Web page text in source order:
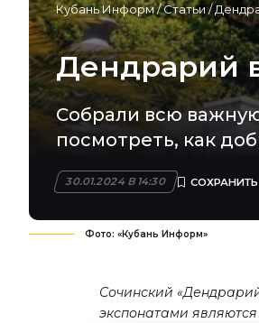
Кубань Информ/Статьи/
Дендрарий
Собрали всю
посмотреть, как
30.01.2024 В 14:30
Фото: «Кубань Информ»
Сочинский
экспонатами